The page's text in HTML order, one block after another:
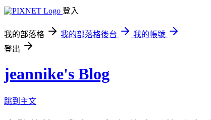
登入
我的部落格 我的部落格後台
我的帳號
登出
jeannike's Blog
跳到主文